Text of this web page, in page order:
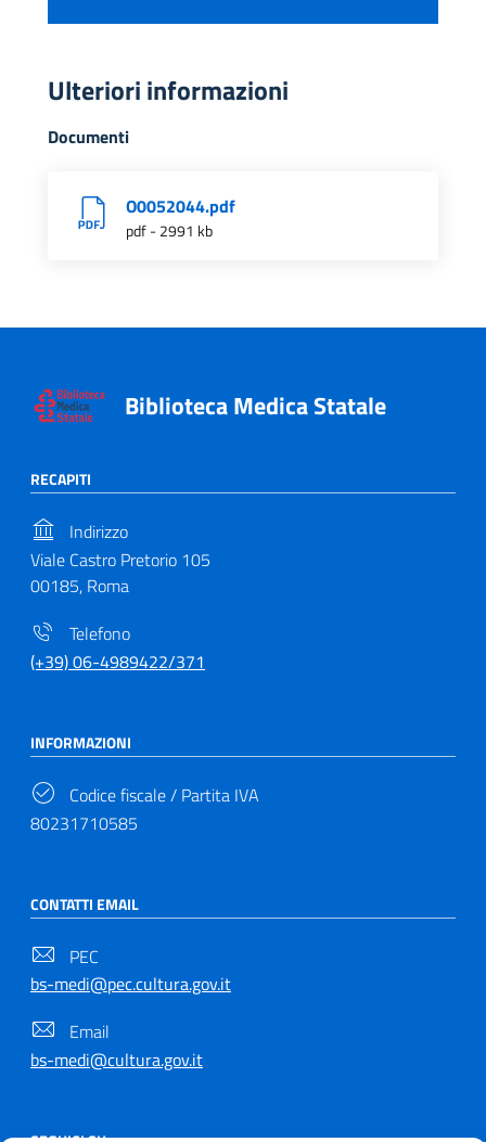
Ulteriori informazioni
Documenti
O0052044.pdf
pdf - 2991 kb
Biblioteca Medica Statale
RECAPITI
Indirizzo
Viale Castro Pretorio 105
00185, Roma
Telefono
(+39) 06-4989422/371
INFORMAZIONI
Codice fiscale / Partita IVA
80231710585
CONTATTI EMAIL
PEC
bs-medi@pec.cultura.gov.it
Email
bs-medi@cultura.gov.it